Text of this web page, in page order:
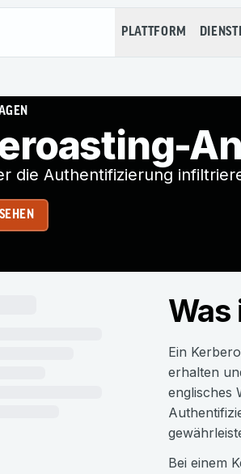
PLATTFORM
die Authentifizierung
Was
Ein
erhalten
englisches
Bei einem